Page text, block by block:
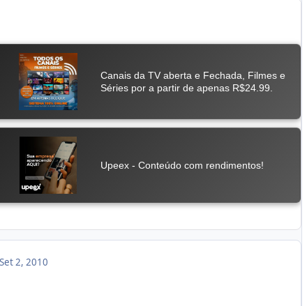
Set 2, 2010